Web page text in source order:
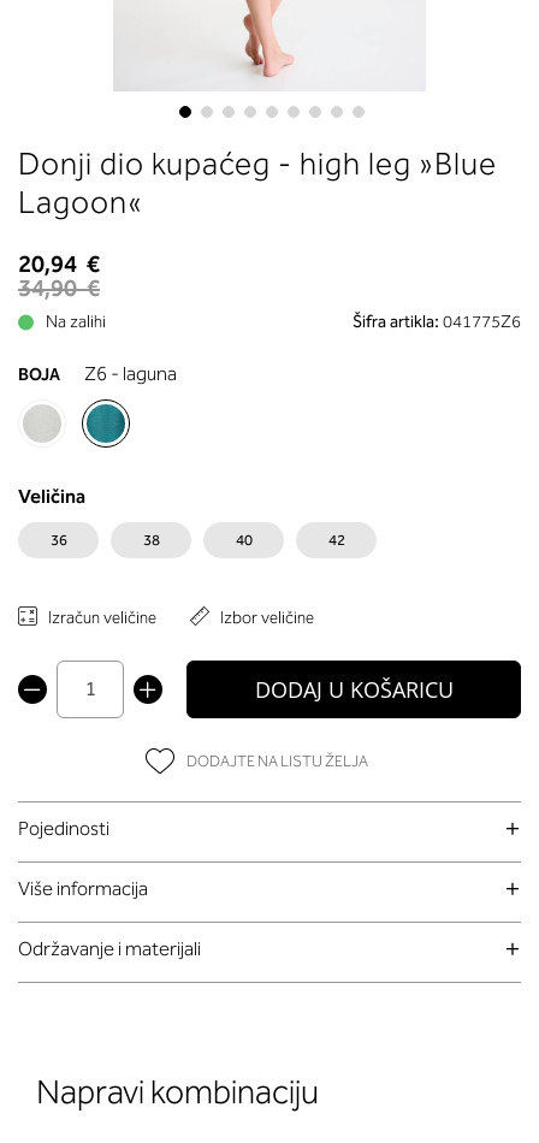
to
the
beginning
the
images
gallery
Donji dio kupaćeg - high leg »Blue
Lagoon«
20,94 €
34,90 €
Na zalihi Šifra artikla: 041775Z6
BOJA Z6 - laguna
Veličina
36 38 40 42
Izračun veličine Izbor veličine
DODAJ U KOŠARICU
DODAJTE NA LISTU ŽELJA
Pojedinosti
Više informacija
Održavanje i materijali
Napravi kombinaciju
boste prebrali, katera globina
ustreza vaši meri (A, B …) – iščite v
stolpcu, ki ste ga določili s
obsegom.